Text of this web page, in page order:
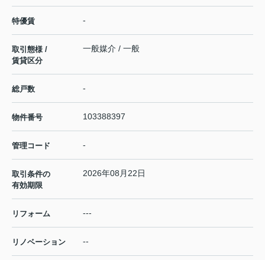
特優賃 -
取引態様 /
賃貸区分
一般媒介 / 一般
総戸数 -
物件番号 103388397
管理コード -
取引条件の
有効期限
2026年08月22日
リフォーム ---
リノベーション --